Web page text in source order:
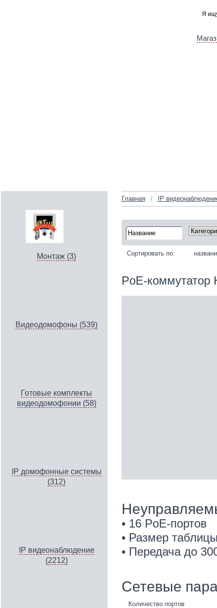
Монтаж (3)
Видеодомофоны (539)
Готовые комплекты
видеодомофонии (58)
IP домофонные системы
(312)
IP видеонаблюдение
(2212)
Главная / IP
Сортировать по:
PoE-коммутатор
• 16 PoE-портов
• Размер
• Передача до
Сетевые
Количество портов